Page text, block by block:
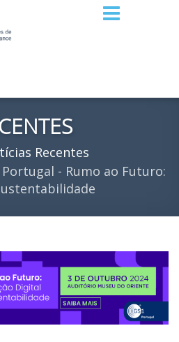
Recentes
Portugal - Rumo ao Futuro: